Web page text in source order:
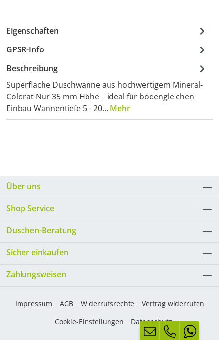
Eigenschaften
GPSR-Info
Beschreibung
Superflache Duschwanne aus hochwertigem Mineral-
Colorat Nur 35 mm Höhe – ideal für bodengleichen
Einbau Wannentiefe 5 - 20… Mehr
Über uns
Shop Service
Duschen-Beratung
Sicher einkaufen
Zahlungsweisen
Impressum AGB Widerrufsrechte
Vertrag widerrufen
Cookie-Einstellungen
Datenschutz